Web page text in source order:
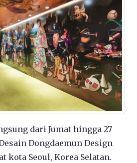
dari Jumat hingga 27
Dongdaemun Design
kota Seoul, Korea Selatan.